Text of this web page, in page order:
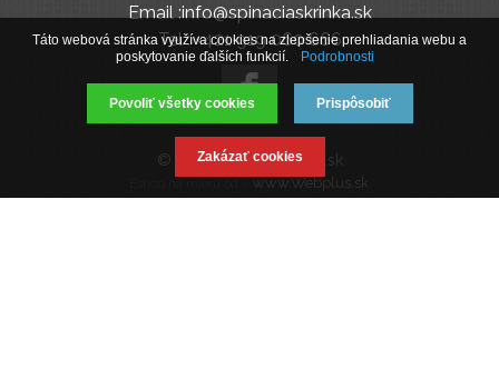
Email :info@spinaciaskrinka.sk
Tel : +421 919 060 666
© 2019 SpinaciaSkrinka.sk
www.Webplus.sk
Táto webová stránka využíva cookies na zlepšenie prehliadania webu a
poskytovanie ďalších funkcií.
Podrobnosti
Povoliť všetky cookies Prispôsobiť
Zakázať cookies